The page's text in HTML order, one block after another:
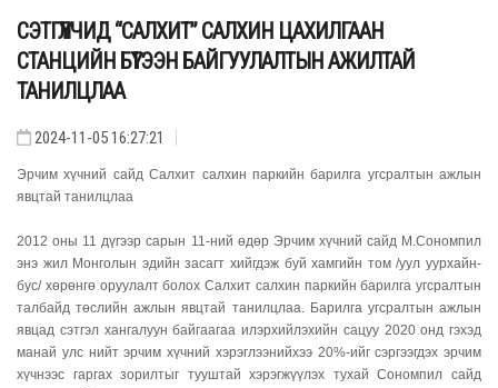
СЭТГҮҮЛЧИД “САЛХИТ” САЛХИН ЦАХИЛГААН
СТАНЦИЙН БҮТЭЭН БАЙГУУЛАЛТЫН АЖИЛТАЙ
ТАНИЛЦЛАА
2024-11-05 16:27:21
Эрчим хүчний сайд Салхит салхин паркийн барилга угсралтын ажлын
явцтай танилцлаа
2012 оны 11 дүгээр сарын 11-ний өдөр Эрчим хүчний сайд М.Сономпил
энэ жил Монголын эдийн засагт хийгдэж буй хамгийн том /уул уурхайн-
бус/ хөрөнгө оруулалт болох Салхит салхин паркийн барилга угсралтын
талбайд төслийн ажлын явцтай танилцлаа. Барилга угсралтын ажлын
явцад сэтгэл хангалуун байгаагаа илэрхийлэхийн сацуу 2020 онд гэхэд
манай улс нийт эрчим хүчний хэрэглээнийхээ 20%-ийг сэргээгдэх эрчим
хүчнээс гаргах зорилтыг тууштай хэрэгжүүлэх тухай Сономпил сайд